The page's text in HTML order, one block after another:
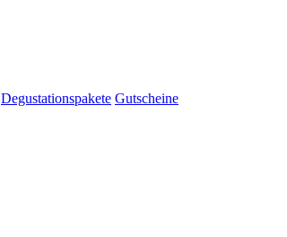
Degustationspakete Gutscheine